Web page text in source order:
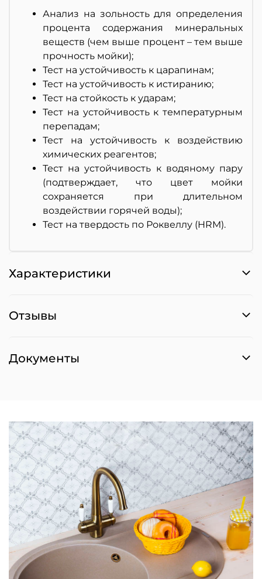
Анализ на зольность для определения
процента содержания минеральных
веществ (чем выше процент – тем выше
прочность мойки);
Тест на устойчивость к царапинам;
Тест на устойчивость к истиранию;
Тест на стойкость к ударам;
Тест на устойчивость к температурным
перепадам;
Тест на устойчивость к воздействию
химических реагентов;
Тест на устойчивость к водяному пару
(подтверждает, что цвет мойки
сохраняется при длительном
воздействии горячей воды);
Тест на твердость по Роквеллу (HRM).
Характеристики
Отзывы
Документы